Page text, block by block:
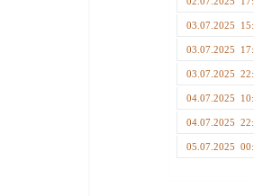
03.07.2025
03.07.2025
03.07.2025
04.07.2025
04.07.2025
05.07.2025